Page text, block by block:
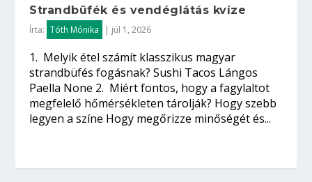
Strandbüfék és vendéglátás kvíze
Írta: Tóth Mónika | júl 1, 2026
1. Melyik étel számít klasszikus magyar
strandbüfés fogásnak? Sushi Tacos Lángos
Paella None 2. Miért fontos, hogy a fagylaltot
megfelelő hőmérsékleten tárolják? Hogy szebb
legyen a színe Hogy megőrizze minőségét és...